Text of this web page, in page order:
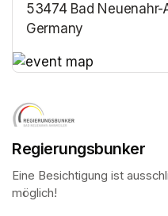
53474 Bad Neuenahr-
Germany
Regierungsbunker
Eine Besichtigung ist
möglich!